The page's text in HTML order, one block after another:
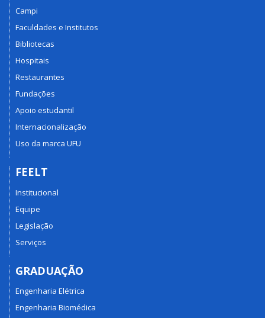
Campi
Faculdades e Institutos
Bibliotecas
Hospitais
Restaurantes
Fundações
Apoio estudantil
Internacionalização
Uso da marca UFU
FEELT
Institucional
Equipe
Legislação
Serviços
GRADUAÇÃO
Engenharia Elétrica
Engenharia Biomédica